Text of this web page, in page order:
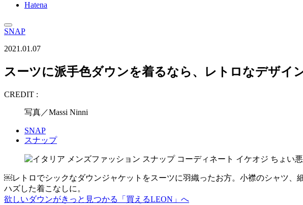
Hatena
SNAP
2021.01.07
スーツに派手色ダウンを着るなら、レトロなデザイ
CREDIT :
写真／Massi Ninni
SNAP
スナップ
￼レトロでシックなダウンジャケットをスーツに羽織ったお方。小襟のシャツ、
ハズした着こなしに。
欲しいダウンがきっと見つかる「買えるLEON」へ